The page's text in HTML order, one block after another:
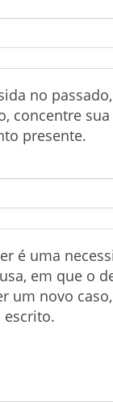
no
concentre
presente.
é uma
em que o
um novo
escrito.